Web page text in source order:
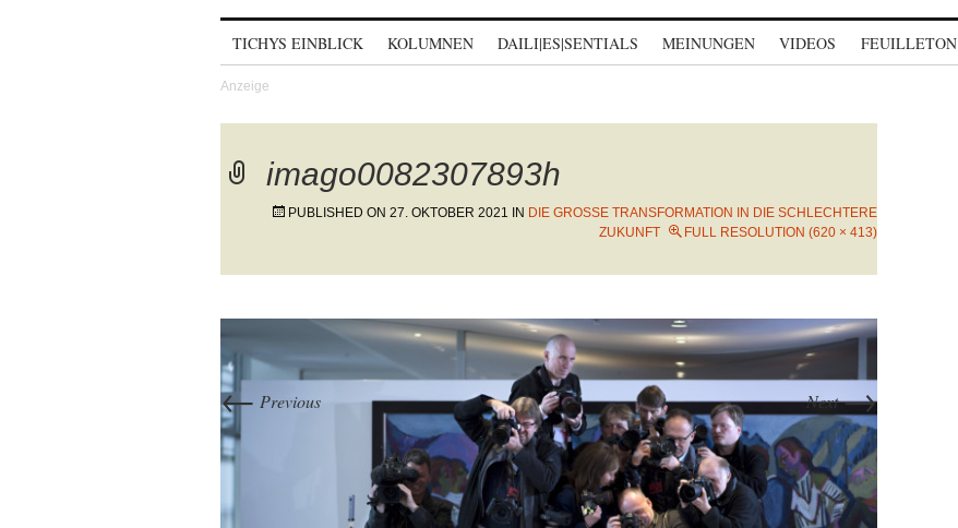
TICHYS EINBLICK KOLUMNEN DAILI|ES|SENTIALS MEINUNGEN VIDEOS FEUILLETON
imago0082307893h
PUBLISHED ON 27. OKTOBER 2021 IN DIE GROSSE TRANSFORMATION IN DIE SCHLECHTERE Z
UKUNFT
FULL RESOLUTION (620 × 413)
← Previous Next→